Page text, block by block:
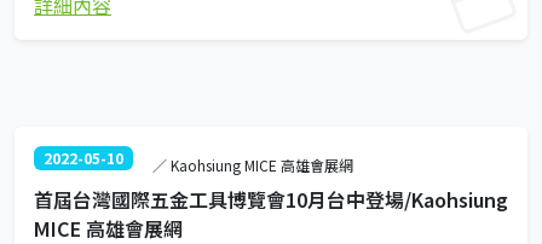
詳細內容
2022-05-10 ／ Kaohsiung MICE 高雄會展網
首屆台灣國際五金工具博覽會10月台中登場/Kaohsiung
MICE 高雄會展網